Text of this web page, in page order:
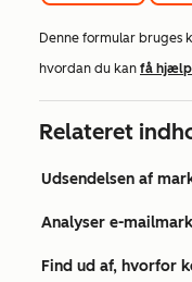
Denne formular bruges
hvordan du kan få hjælp
Relateret
Udsendelsen af
Analyser e-
Find ud af, hvorfor